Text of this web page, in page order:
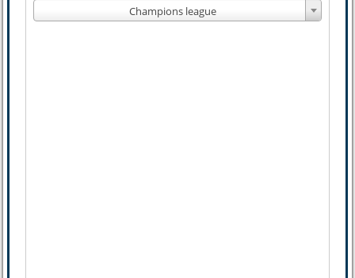
Champions league